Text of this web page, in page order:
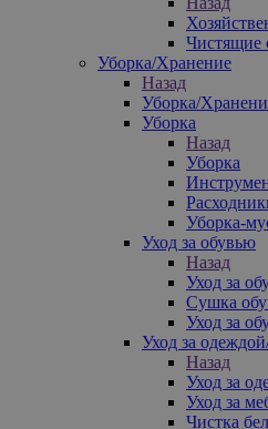
Чистящие
Уборка/Хранение
Назад
Уборка/
Уборка
Назад
Уборка
Уборка-
Уход за обувью
Назад
Уход за
Сушка
Уход за
Уход за
Назад
Уход за
Уход за
Чистка